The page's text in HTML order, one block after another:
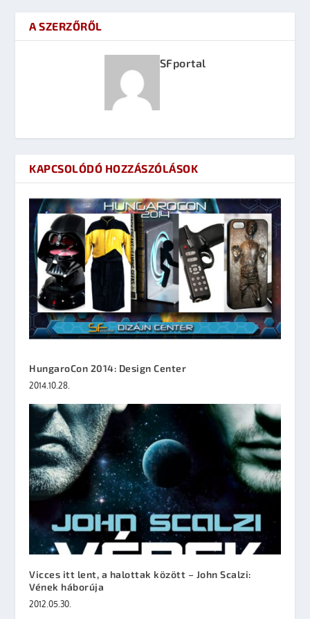
A SZERZŐRŐL
SFportal
KAPCSOLÓDÓ HOZZÁSZÓLÁSOK
HungaroCon 2014: Design Center
2014.10.28.
Vicces itt lent, a halottak között – John Scalzi:
Vének háborúja
2012.05.30.